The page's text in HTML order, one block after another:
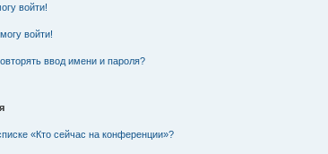
войти!
войти!
ввод имени и пароля?
«Кто сейчас на конференции»?